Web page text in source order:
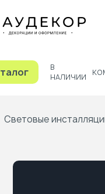
В
НАЛИЧИИ
Световые